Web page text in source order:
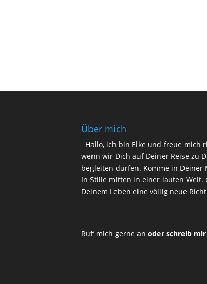
Über mich
Hallo, ich bin Elke und freue mich
wenn wir Dich auf Deiner Reise zu
begleiten dürfen. Komme in Deiner
In Stille mitten in einer lauten Welt.
Deinem Leben eine völlig neue
Ruf’ mich gerne an oder schreib